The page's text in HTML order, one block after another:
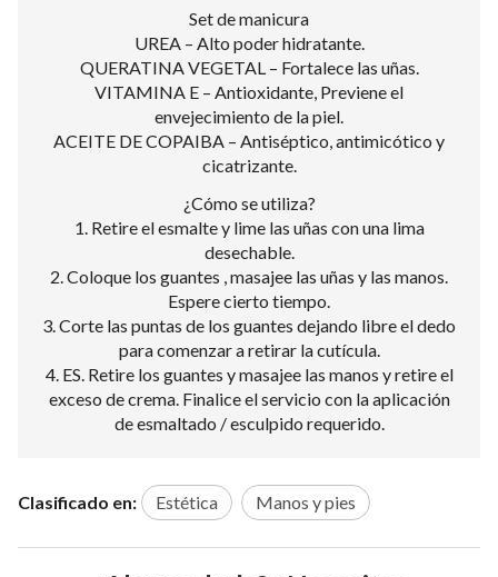
Set de manicura
UREA – Alto poder hidratante.
QUERATINA VEGETAL – Fortalece las uñas.
VITAMINA E – Antioxidante, Previene el
envejecimiento de la piel.
ACEITE DE COPAIBA – Antiséptico, antimicótico y
cicatrizante.
¿Cómo se utiliza?
1. Retire el esmalte y lime las uñas con una lima
desechable.
2. Coloque los guantes , masajee las uñas y las manos.
Espere cierto tiempo.
3. Corte las puntas de los guantes dejando libre el dedo
para comenzar a retirar la cutícula.
4. ES. Retire los guantes y masajee las manos y retire el
exceso de crema. Finalice el servicio con la aplicación
de esmaltado / esculpido requerido.
Clasificado en: Estética Manos y pies